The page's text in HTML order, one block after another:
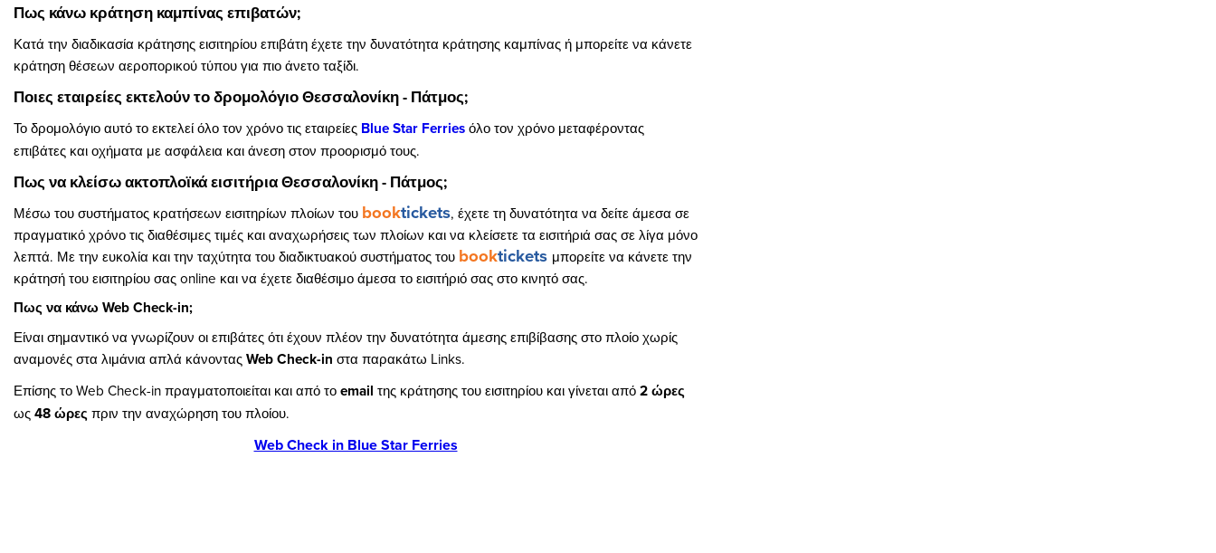
Πως κάνω κράτηση καμπίνας επιβατών;
Κατά την διαδικασία κράτησης εισιτηρίου επιβάτη έχετε την δυνατότητα κράτησης καμπίνας ή μπορείτε να κάνετε
κράτηση θέσεων αεροπορικού τύπου για πιο άνετο ταξίδι.
Ποιες εταιρείες εκτελούν το δρομολόγιο Θεσσαλονίκη - Πάτμος;
Το δρομολόγιο αυτό το εκτελεί όλο τον χρόνο τις εταιρείες Blue Star Ferriesόλο τον χρόνο μεταφέροντας
επιβάτες και οχήματα με ασφάλεια και άνεση στον προορισμό τους.
Πως να κλείσω ακτοπλοϊκά εισιτήρια Θεσσαλονίκη - Πάτμος;
Μέσω του συστήματος κρατήσεων εισιτηρίων πλοίων του booktickets, έχετε τη δυνατότητα να δείτε άμεσα σε
πραγματικό χρόνο τις διαθέσιμες τιμές και αναχωρήσεις των πλοίων και να κλείσετε τα εισιτήριά σας σε λίγα μόνο
λεπτά. Με την ευκολία και την ταχύτητα του διαδικτυακού συστήματος του booktickets μπορείτε να κάνετε την
κράτησή του εισιτηρίου σας online και να έχετε διαθέσιμο άμεσα το εισιτήριό σας στο κινητό σας.
Πως να κάνω Web Check-in;
Είναι σημαντικό να γνωρίζουν οι επιβάτες ότι έχουν πλέον την δυνατότητα άμεσης επιβίβασης στο πλοίο χωρίς
αναμονές στα λιμάνια απλά κάνονταςWeb Check-in στα παρακάτω Links.
Επίσης το Web Check-in πραγματοποιείται και από τοemail της κράτησης του εισιτηρίου και γίνεται από2 ώρες
ως48 ώρεςπριν την αναχώρηση του πλοίου.
Web Check in Blue Star Ferries